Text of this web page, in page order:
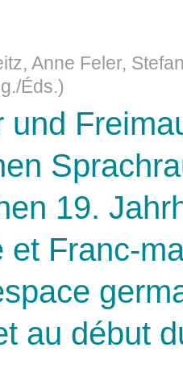
Anne Feler,
Éds.)
und
19.
et Franc-
au début